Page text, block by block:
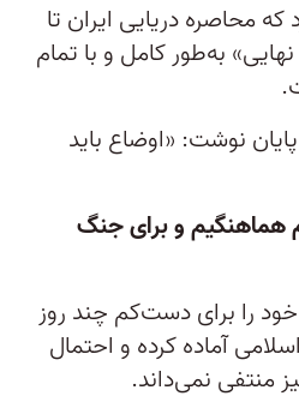
محاصره دریایی ایران تا
به‌طور کامل و با تمام
نوشت: «اوضاع باید
هماهنگیم و برای جنگ
خود را برای دست‌کم چند روز
آماده کرده و احتمال
منتفی نمی‌داند.